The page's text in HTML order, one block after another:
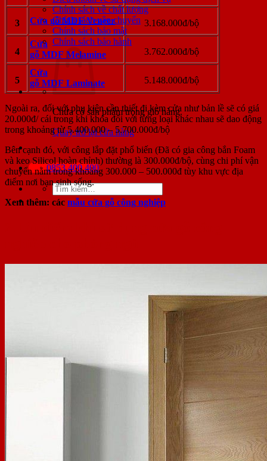
Chính sách về chất lượng
Chính sách vận chuyển
Chính sách bảo mật
Chính sách bảo hành
Chưa có sản phẩm trong giỏ hàng.
Quay trở lại cửa hàng
0853.400.400
Tìm
kiếm:
3 Cửa gỗ MDF Veneer 3.168.000đ/bộ
4
Cửa
gỗ MDF Melamine
3.762.000đ/bộ
5
Cửa
gỗ MDF Laminate
5.148.000đ/bộ
Ngoài ra, đối với phụ kiện cần thiết đi kèm cửa như bản lề sẽ có giá
20.000đ/ cái trong khi khóa đối với từng loại khác nhau sẽ dao động
trong khoảng từ 5.400.000 – 5.700.000đ/bộ
Bên cạnh đó, với công lắp đặt phổ biến (Đã có gia công bắn Foam
và keo Silicol hoàn chỉnh) thường là 300.000đ/bộ, cùng chi phí vận
chuyển nằm trong khoảng 300.000 – 500.000đ tùy khu vực địa
điểm nơi bạn sinh sống.
Xem thêm: các mẫu cửa gỗ công nghiệp